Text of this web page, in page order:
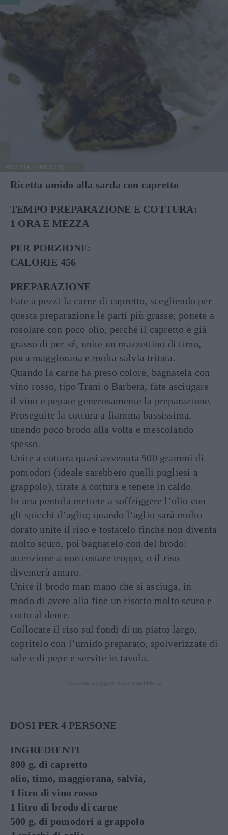
RICETTA
Ricetta umido alla sarda con capretto
TEMPO PREPARAZIONE E COTTURA:
1 ORA E MEZZA
PER PORZIONE:
CALORIE 456
PREPARAZIONE
Fate a pezzi la carne di capretto, scegliendo per
questa preparazione le parti più grasse; ponete a
rosolare con poco olio, perché il capretto è già
grasso di per sé, unite un mazzettino di timo,
poca maggiorana e molta salvia tritata.
Quando la carne ha preso colore, bagnatela con
vino rosso, tipo Trani o Barbera, fate asciugare
il vino e pepate generosamente la preparazione.
Proseguite la cottura a fiamma bassissima,
unendo poco brodo alla volta e mescolando
spesso.
Unite a cottura quasi avvenuta 500 grammi di
pomodori (ideale sarebbero quelli pugliesi a
grappolo), tirate a cottura e tenete in caldo.
In una pentola mettete a soffriggere l’olio con
gli spicchi d’aglio; quando l’aglio sarà molto
dorato unite il riso e tostatelo finché non diventa
molto scuro, poi bagnatelo con del brodo:
attenzione a non tostare troppo, o il riso
diventerà amaro.
Unite il brodo man mano che si asciuga, in
modo di avere alla fine un risotto molto scuro e
cotto al dente.
Collocate il riso sul fondi di un piatto largo,
copritelo con l’umido preparato, spolverizzate di
sale e di pepe e servite in tavola.
DOSI PER 4 PERSONE
INGREDIENTI
800 g. di capretto
olio, timo, maggiorana, salvia,
1 litro di vino rosso
1 litro di brodo di carne
500 g. di pomodori a grappolo